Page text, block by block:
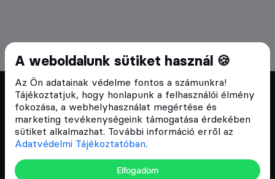
A weboldalunk sütiket használ 🍪
Az Ön adatainak védelme fontos a számunkra!
Tájékoztatjuk, hogy honlapunk a felhasználói élmény
fokozása, a webhelyhasználat megértése és
marketing tevékenységeink támogatása érdekében
sütiket alkalmazhat. További információ erről az
Adatvédelmi Tájékoztatóban.
Elfogadom
Cryptofalka 2018 óta
Szívünkön viseljük a blokklánc technológia
népszerűsítését Magyarországon, ezért 2018 óta a
Cryptofalka célja, hogy biztosítsa a hazai közösség
és vállalatok digitális oktatását és fejlődését.